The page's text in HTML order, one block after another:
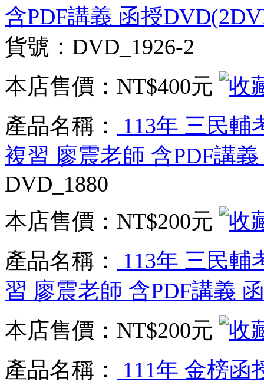
含PDF講義 函授
貨號：DVD_1926-2
本店售價： NT$400元
產品名稱：
113年 三民輔
複習 廖震老師 含PDF講
DVD_1880
本店售價： NT$200元
產品名稱：
113年 三民輔
習 廖震老師 含PDF講義
本店售價： NT$200元
產品名稱：
111年 金榜函